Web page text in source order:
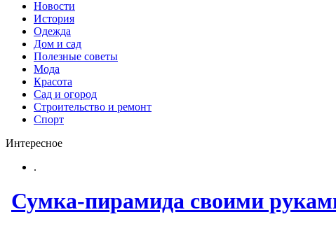
Новости
История
Одежда
Дом и сад
Полезные советы
Мода
Красота
Сад и огород
Строительство и ремонт
Спорт
Интересное
.
Сумка-пирамида своими